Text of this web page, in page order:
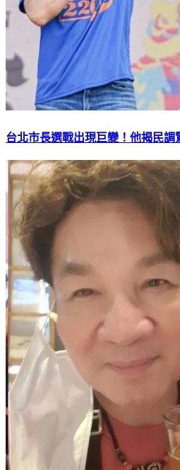
台北市長選戰出現巨變！他揭民調